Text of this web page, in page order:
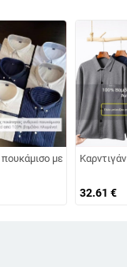
φροντίδα, casual
την υγρασία,
ίνα, μακριά μανίκια,
με μακριά
32.61 €